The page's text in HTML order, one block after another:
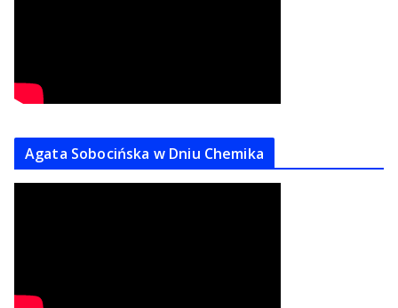
Agata Sobocińska w Dniu Chemika